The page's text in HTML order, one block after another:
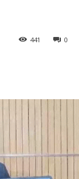
0
441